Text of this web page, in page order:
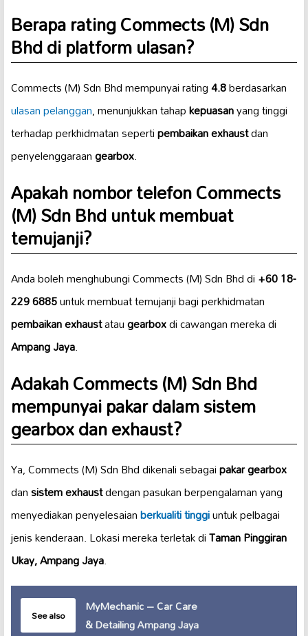
Berapa rating Commects (M) Sdn
Bhd di platform ulasan?
Commects (M) Sdn Bhd mempunyai rating4.8berdasarkan
ulasan pelanggan, menunjukkan tahapkepuasanyang tinggi
terhadap perkhidmatan sepertipembaikan exhaustdan
penyelenggaraangearbox.
Apakah nombor telefon Commects
(M) Sdn Bhd untuk membuat
temujanji?
Anda boleh menghubungi Commects (M) Sdn Bhd di+60 18-
229 6885untuk membuat temujanji bagi perkhidmatan
pembaikan exhaustataugearboxdi cawangan mereka di
Ampang Jaya.
Adakah Commects (M) Sdn Bhd
mempunyai pakar dalam sistem
gearbox dan exhaust?
Ya, Commects (M) Sdn Bhd dikenali sebagaipakar gearbox
dansistem exhaustdengan pasukan berpengalaman yang
menyediakan penyelesaianberkualiti tinggiuntuk pelbagai
jenis kenderaan. Lokasi mereka terletak diTaman Pinggiran
Ukay, Ampang Jaya.
See also
MyMechanic – Car Care
& Detailing Ampang Jaya